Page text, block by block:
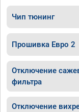
Чип тюнинг
Прошивка Евро 2
Отключение
фильтра
Отключение